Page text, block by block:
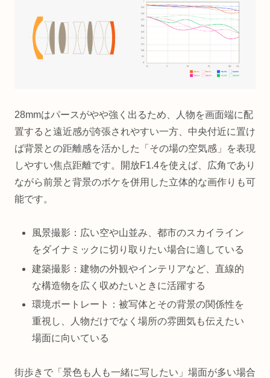
28mmはパースがやや強く出るため、人物を画面端に配
置すると遠近感が誇張されやすい一方、中央付近に置け
ば背景との距離感を活かした「その場の空気感」を表現
しやすい焦点距離です。開放F1.4を使えば、広角であり
ながら前景と背景のボケを併用した立体的な画作りも可
能です。
風景撮影：広い空や山並み、都市のスカイライン
をダイナミックに切り取りたい場合に適している
建築撮影：建物の外観やインテリアなど、直線的
な構造物を広く収めたいときに活躍する
環境ポートレート：被写体とその背景の関係性を
重視し、人物だけでなく場所の雰囲気も伝えたい
場面に向いている
街歩きで「景色も人も一緒に写したい」場面が多い場合